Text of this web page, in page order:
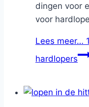
dingen voor
voor
Lees meer…
hardlopers